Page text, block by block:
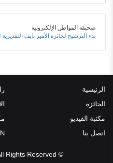
صحيفة المواطن الإلكترونية
بدء الترشيح لجائزة الأمير نايف التقديرية
الرئيسية
الجائزة
مكتبة الفيديو
اتصل بنا
© Copyright 2018, All Rights Reserved